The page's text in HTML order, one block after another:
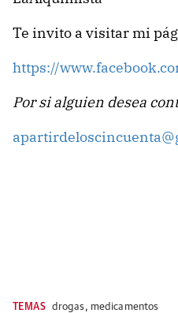
Te invito a visitar mi
https://
Por si alguien desea
TEMAS drogas, medicamentos